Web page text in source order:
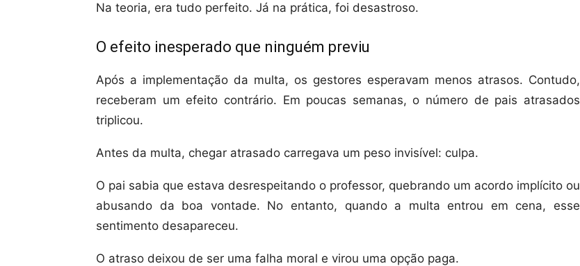
Na teoria, era tudo perfeito. Já na prática, foi desastroso.
O efeito inesperado que ninguém previu
Após a implementação da multa, os gestores esperavam menos atrasos. Contudo,
receberam um efeito contrário. Em poucas semanas, o número de pais atrasados
triplicou.
Antes da multa, chegar atrasado carregava um peso invisível: culpa.
O pai sabia que estava desrespeitando o professor, quebrando um acordo implícito ou
abusando da boa vontade. No entanto, quando a multa entrou em cena, esse
sentimento desapareceu.
O atraso deixou de ser uma falha moral e virou uma opção paga.